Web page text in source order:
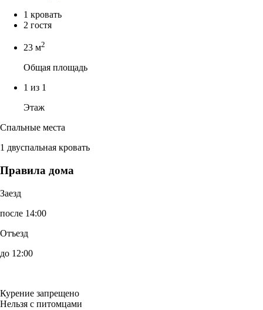
1 кровать
2 гостя
23 м2
Общая площадь
1 из 1
Этаж
Спальные места
1 двуспальная кровать
Правила дома
Заезд
после 14:00
Отъезд
до 12:00
Курение запрещено
Нельзя с питомцами